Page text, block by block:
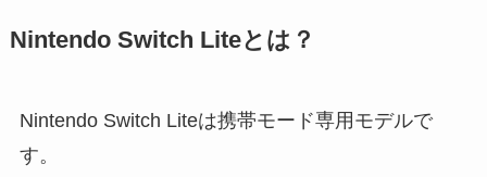
Nintendo Switch Liteとは？
Nintendo Switch Liteは携帯モード専用モデルで
す。